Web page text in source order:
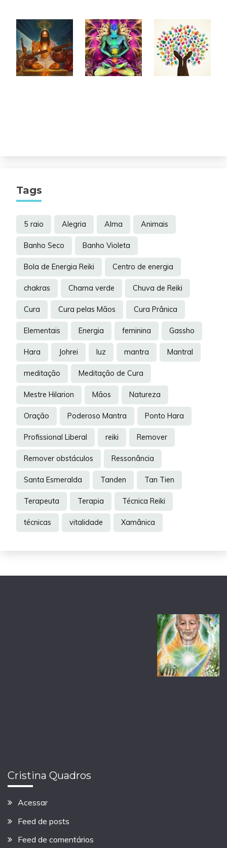
Tags
5 raio Alegria Alma Animais
Banho Seco Banho Violeta
Bola de Energia Reiki Centro de energia
chakras Chama verde Chuva de Reiki
Cura Cura pelas Mãos Cura Prânica
Elementais Energia feminina Gassho
Hara Johrei luz mantra Mantral
meditação Meditação de Cura
Mestre Hilarion Mãos Natureza
Oração Poderoso Mantra Ponto Hara
Profissional Liberal reiki Remover
Remover obstáculos Ressonância
Santa Esmeralda Tanden Tan Tien
Terapeuta Terapia Técnica Reiki
técnicas vitalidade Xamânica
Cristina Quadros
Acessar
Feed de posts
Feed de comentários